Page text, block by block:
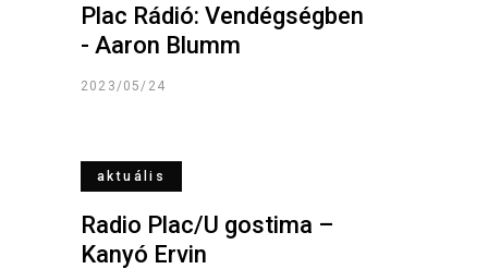
Plac Rádió: Vendégségben
- Aaron Blumm
2023/05/24
aktuális
Radio Plac/U gostima –
Kanyó Ervin